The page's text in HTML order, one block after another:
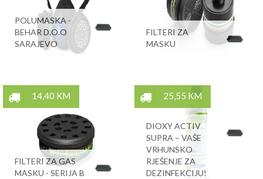
POLUMASKA -
BEHAR D.O.O
SARAJEVO
FILTERI ZA
MASKU
14,40 KM
FILTERI ZA GAS
MASKU - SERIJA B
25,55 KM
DIOXY ACTIV
SUPRA – VAŠE
VRHUNSKO
RJEŠENJE ZA
DEZINFEKCIJU!